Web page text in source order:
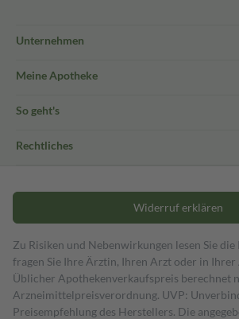
Unternehmen
Meine Apotheke
So geht's
Rechtliches
Widerruf erklären
Zu Risiken und Nebenwirkungen lesen Sie die
fragen Sie Ihre Ärztin, Ihren Arzt oder in Ihrer
Üblicher Apothekenverkaufspreis berechnet
Arzneimittelpreisverordnung. UVP:
Preisempfehlung des Herstellers. Die